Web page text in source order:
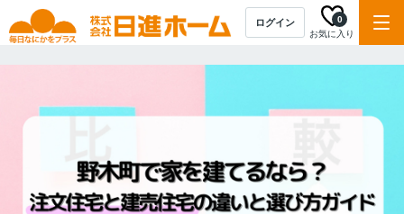
ログイン
お気に入り
0